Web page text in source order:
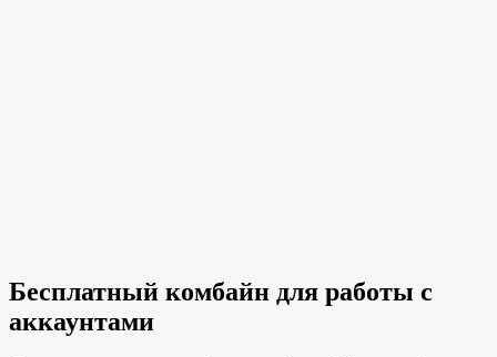
Бесплатный комбайн для работы с
аккаунтами